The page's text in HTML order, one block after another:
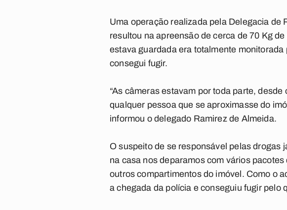
Uma operação realizada pela Delegacia de
resultou na apreensão de cerca de 70 Kg
estava guardada era totalmente
consegui fugir.
“As câmeras estavam por toda parte,
qualquer pessoa que se aproximasse do
informou o delegado Ramirez de Almeida.
O suspeito de se responsável pelas drogas
na casa nos deparamos com vários
outros compartimentos do imóvel. Como o
a chegada da polícia e conseguiu fugir pelo